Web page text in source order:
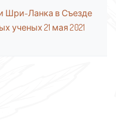
Шри-Ланка в Съезде
21 мая 2021